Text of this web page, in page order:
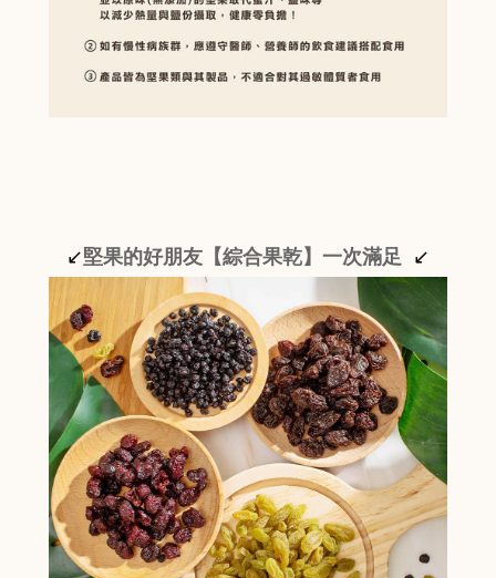
↙堅果的好朋友【綜合果乾】一次滿足 ↙